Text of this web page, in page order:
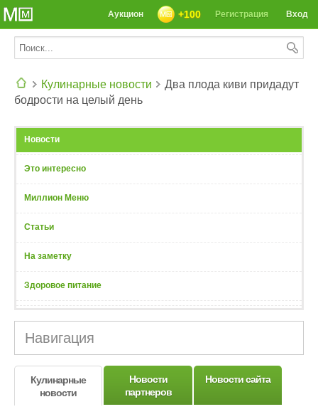
Вход
Регистрация
+100
Аукцион
Кулинарные новости
Два плода киви придадут
бодрости на целый день
Новости
Это интересно
Миллион Меню
Статьи
На заметку
Здоровое питание
Навигация
Кулинарные
новости
Новости
партнеров
Новости сайта